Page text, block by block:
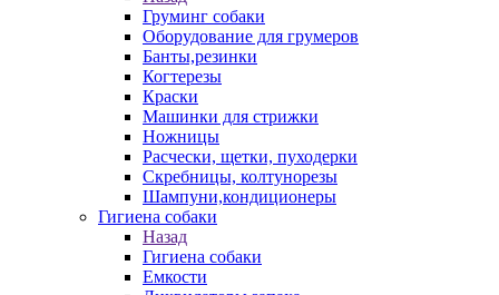
Груминг собаки
Оборудование для грумеров
Банты,резинки
Когтерезы
Краски
Машинки для стрижки
Ножницы
Расчески, щетки, пуходерки
Скребницы, колтунорезы
Шампуни,кондиционеры
Гигиена собаки
Назад
Гигиена собаки
Емкости